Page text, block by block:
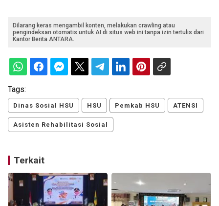
Dilarang keras mengambil konten, melakukan crawling atau
pengindeksan otomatis untuk AI di situs web ini tanpa izin tertulis dari
Kantor Berita ANTARA.
Tags:
Dinas Sosial HSU HSU Pemkab HSU ATENSI
Asisten Rehabilitasi Sosial
Terkait